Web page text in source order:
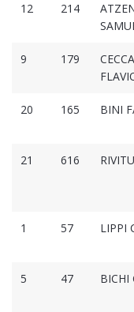
12 214
9 179
20 165 BINI
21 616
1 57 LIPPI
5 47 BICHI